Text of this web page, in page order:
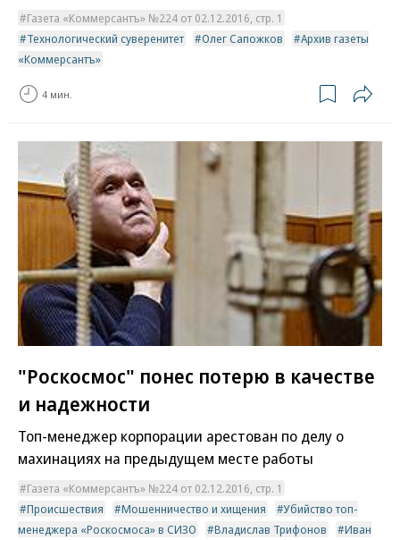
Газета «Коммерсантъ» №224 от 02.12.2016, стр. 1
Технологический суверенитет
Олег Сапожков
Архив газеты
«Коммерсантъ»
4 мин.
"Роскосмос" понес потерю в качестве
и надежности
Топ-менеджер корпорации арестован по делу о
махинациях на предыдущем месте работы
Газета «Коммерсантъ» №224 от 02.12.2016, стр. 1
Происшествия
Мошенничество и хищения
Убийство топ-
менеджера «Роскосмоса» в СИЗО
Владислав Трифонов
Иван